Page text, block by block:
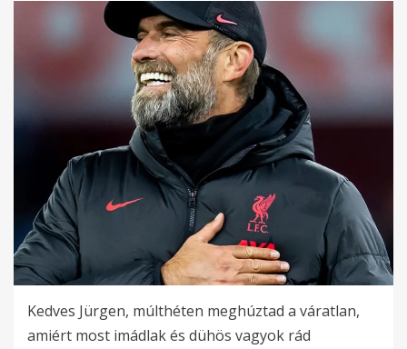
Kedves Jürgen, múlthéten meghúztad a váratlan,
amiért most imádlak és dühös vagyok rád